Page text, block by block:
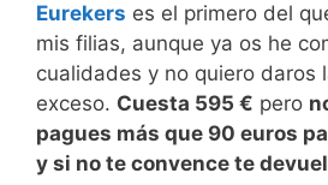
Eurekers es el primero del
mis filias, aunque ya os he
cualidades y no quiero daros
exceso. Cuesta 595 € pero
pagues más que 90 euros
y si no te convence te